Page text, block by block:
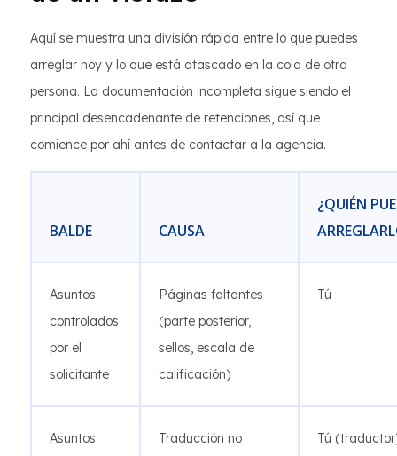
Aquí se muestra una división rápida entre lo que puedes
arreglar hoy y lo que está atascado en la cola de otra
persona. La documentación incompleta sigue siendo el
principal desencadenante de retenciones, así que
comience por ahí antes de contactar a la agencia.
BALDE CAUSA
¿QUIÉN
Asuntos
controlados
por el
solicitante
Páginas faltantes
(parte posterior,
sellos, escala de
calificación)
Tú
Asuntos
Traducción no
Tú